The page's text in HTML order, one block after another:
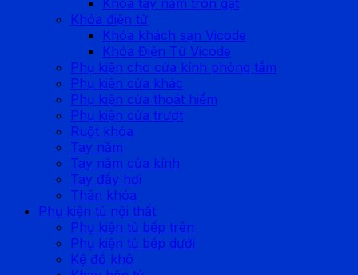
Khóa tay nắm tròn gạt
Khóa điện tử
Khóa khách sạn Vicode
Khóa Điện Tử Vicode
Phụ kiện cho cửa kính phòng tắm
Phụ kiện cửa khác
Phụ kiện cửa thoát hiểm
Phụ kiện cửa trượt
Ruột khóa
Tay nắm
Tay nắm cửa kính
Tay đẩy hơi
Thân khóa
Phụ kiện tủ nội thất
Phụ kiện tủ bếp trên
Phụ kiện tủ bếp dưới
Kệ đồ khô